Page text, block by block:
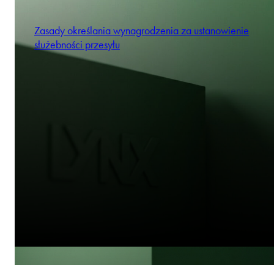
Zasady określania wynagrodzenia za ustanowienie
służebności przesyłu